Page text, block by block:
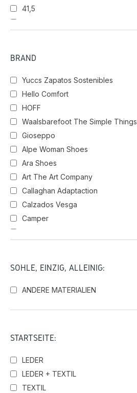
CEREZA
NOCHE
BKCC
NAN
41,5
BRAND
Yuccs Zapatos Sostenibles
Hello Comfort
HOFF
Waalsbarefoot The Simple Things
Gioseppo
Alpe Woman Shoes
Ara Shoes
Art The Art Company
Callaghan Adaptaction
Calzados Vesga
Camper
Hey Dude
Hispanitas
New Balance
Pedro Miralles
Pikolinos
Skechers
SOHLE, EINZIG, ALLEINIG:
ANDERE MATERIALIEN
STARTSEITE:
LEDER
LEDER + TEXTIL
TEXTIL